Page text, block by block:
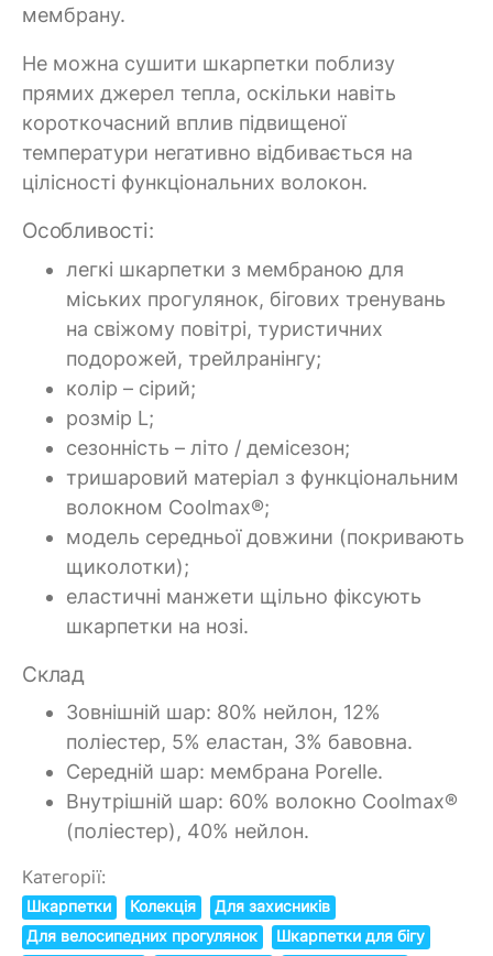
мембрану.
Не можна сушити шкарпетки поблизу
прямих джерел тепла, оскільки навіть
короткочасний вплив підвищеної
температури негативно відбивається на
цілісності функціональних волокон.
Особливості:
легкі шкарпетки з мембраною для
міських прогулянок, бігових тренувань
на свіжому повітрі, туристичних
подорожей, трейлранінгу;
колір – сірий;
розмір L;
сезонність – літо / демісезон;
тришаровий матеріал з функціональним
волокном Coolmax®;
модель середньої довжини (покривають
щиколотки);
еластичні манжети щільно фіксують
шкарпетки на нозі.
Склад
Зовнішній шар: 80% нейлон, 12%
поліестер, 5% еластан, 3% бавовна.
Середній шар: мембрана Porelle.
Внутрішній шар: 60% волокно Coolmax®
(поліестер), 40% нейлон.
Категорії:
Шкарпетки Колекція
Для захисників
Для велосипедних прогулянок
Шкарпетки для бігу